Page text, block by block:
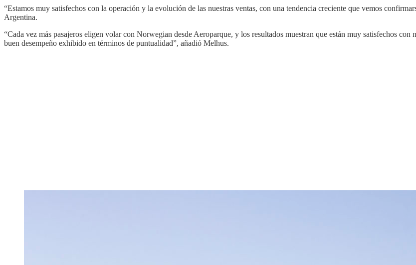
“Estamos muy satisfechos con la operación y la evolución de las nuestras ventas, con una tendencia creciente que vemos
Argentina.
“Cada vez más pasajeros eligen volar con Norwegian desde Aeroparque, y los resultados muestran que están muy satisfechos
buen desempeño exhibido en términos de puntualidad”, añadió Melhus.